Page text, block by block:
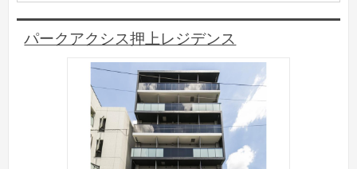
パークアクシス押上レジデンス